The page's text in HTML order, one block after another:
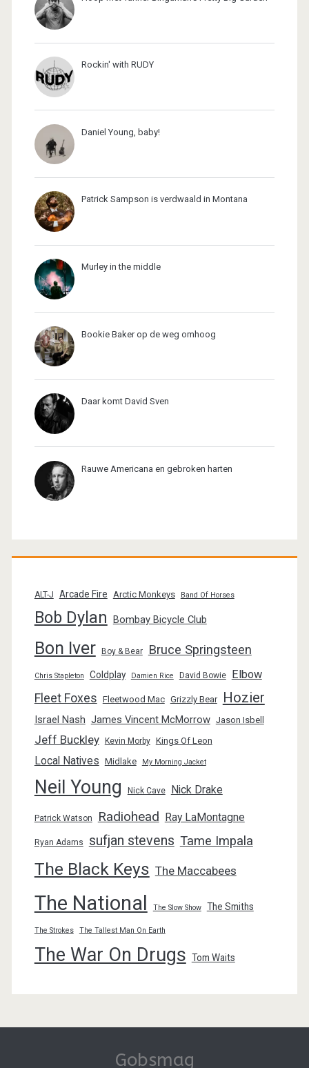
Rockin' with RUDY
Daniel Young, baby!
Patrick Sampson is verdwaald in Montana
Murley in the middle
Bookie Baker op de weg omhoog
Daar komt David Sven
Rauwe Americana en gebroken harten
ALT-J Arcade Fire Arctic Monkeys Band Of Horses
Bob Dylan Bombay Bicycle Club
Bon Iver Boy & Bear Bruce Springsteen
Chris Stapleton Coldplay Damien Rice David Bowie Elbow
Fleet Foxes Fleetwood Mac Grizzly Bear Hozier
Israel Nash James Vincent McMorrow Jason Isbell
Jeff Buckley Kevin Morby Kings Of Leon
Local Natives Midlake My Morning Jacket
Neil Young Nick Cave Nick Drake
Patrick Watson Radiohead Ray LaMontagne
Ryan Adams sufjan stevens Tame Impala
The Black Keys The Maccabees
The National The Slow Show The Smiths
The Strokes The Tallest Man On Earth
The War On Drugs Tom Waits
Gobsmag